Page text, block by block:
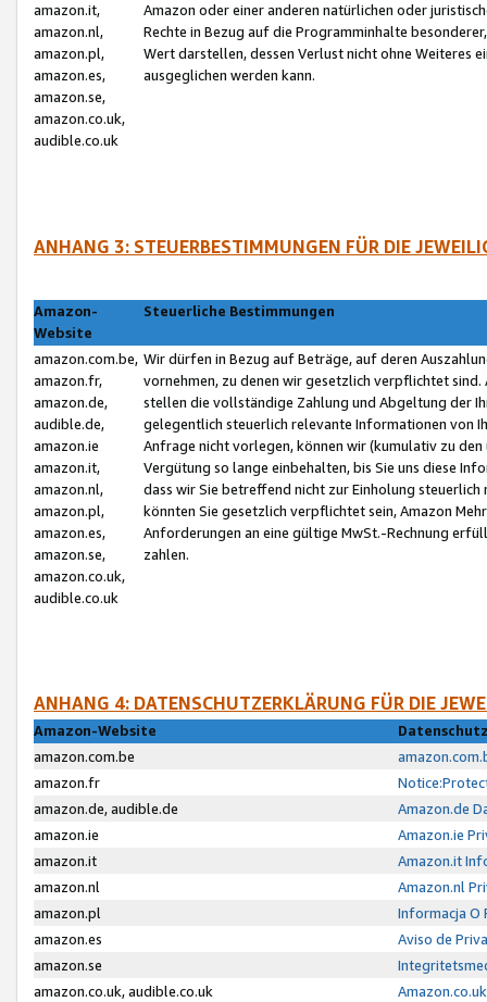
amazon.it,
amazon.nl,
amazon.pl,
amazon.es,
amazon.se,
amazon.co.uk,
audible.co.uk
Amazon oder einer anderen natürlichen oder
Rechte in Bezug auf die Programminhalte
Wert darstellen, dessen Verlust nicht ohne Weiteres
ausgeglichen werden kann.
ANHANG 3: STEUERBESTIMMUNGEN FÜR DIE
Amazon-
Website
Steuerliche Bestimmungen
amazon.com.be,
amazon.fr,
amazon.de,
audible.de,
amazon.ie
amazon.it,
amazon.nl,
amazon.pl,
amazon.es,
amazon.se,
amazon.co.uk,
audible.co.uk
Wir dürfen in Bezug auf Beträge, auf deren
vornehmen, zu denen wir gesetzlich verpflichtet
stellen die vollständige Zahlung und Abgeltung der
gelegentlich steuerlich relevante Informationen von
Anfrage nicht vorlegen, können wir (kumulativ zu
Vergütung so lange einbehalten, bis Sie uns diese
dass wir Sie betreffend nicht zur Einholung
könnten Sie gesetzlich verpflichtet sein, Amazon
Anforderungen an eine gültige MwSt.-Rechnung
zahlen.
ANHANG 4: DATENSCHUTZERKLÄRUNG FÜR DIE
Amazon-Website
amazon.com.be
amazon.fr
amazon.de, audible.de
Amazon.de
amazon.ie
Amazon.ie
amazon.it
Amazon.it
amazon.nl
Amazon.nl
amazon.pl
Informacja O
amazon.es
Aviso de
amazon.se
amazon.co.uk, audible.co.uk